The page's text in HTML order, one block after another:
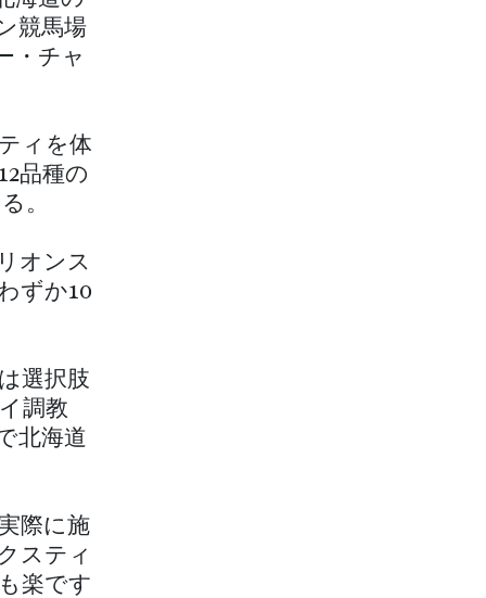
競馬場
・チャ
ィを体
品種の
。
オンス
ずか10
選択肢
調教
北海道
際に施
スティ
楽です